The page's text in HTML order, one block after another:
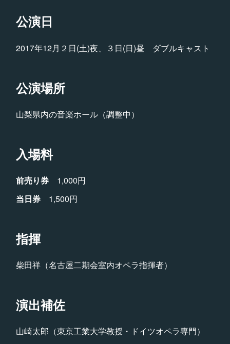
公演日
2017年12月２日(土)夜、３日(日)昼 ダブルキャスト
公演場所
山梨県内の音楽ホール（調整中）
入場料
前売り券1,000円
当日券1,500円
指揮
柴田祥（名古屋二期会室内オペラ指揮者）
演出補佐
山崎太郎（東京工業大学教授・ドイツオペラ専門）